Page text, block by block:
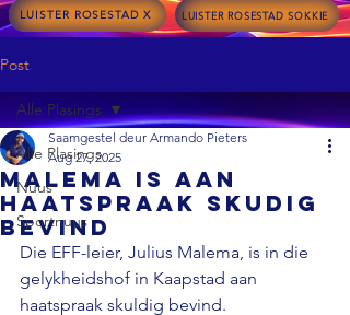
LUISTER ROSESTAD X LUISTER ROSESTAD SOKKIE
Post
Alle Plasings
Nuus
Sportnuus
Alle Plasings
Malema is aan
haatspraak skudig
bevind
Saamgestel deur Armando Pieters
Aug 27, 2025
Die EFF-leier, Julius Malema, is in die
gelykheidshof in Kaapstad aan
haatspraak skuldig bevind.